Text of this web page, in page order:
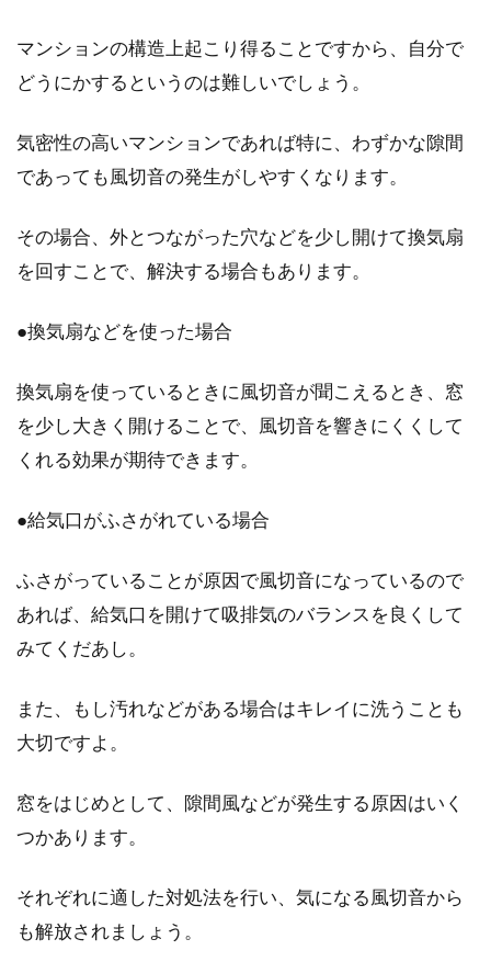
マンションの構造上起こり得ることですから、自分で
どうにかするというのは難しいでしょう。
気密性の高いマンションであれば特に、わずかな隙間
であっても風切音の発生がしやすくなります。
その場合、外とつながった穴などを少し開けて換気扇
を回すことで、解決する場合もあります。
●換気扇などを使った場合
換気扇を使っているときに風切音が聞こえるとき、窓
を少し大きく開けることで、風切音を響きにくくして
くれる効果が期待できます。
●給気口がふさがれている場合
ふさがっていることが原因で風切音になっているので
あれば、給気口を開けて吸排気のバランスを良くして
みてくだあし。
また、もし汚れなどがある場合はキレイに洗うことも
大切ですよ。
窓をはじめとして、隙間風などが発生する原因はいく
つかあります。
それぞれに適した対処法を行い、気になる風切音から
も解放されましょう。